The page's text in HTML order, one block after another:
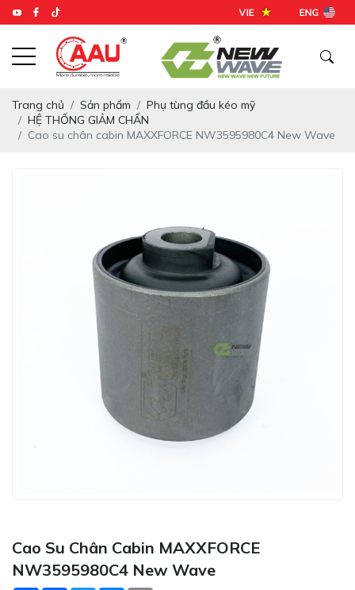
Trang chủ Sản phẩm
Phụ tùng đầu kéo mỹ
HỆ THỐNG GIẢM CHẤN
Cao su chân cabin MAXXFORCE NW3595980C4 New Wave
Cao Su Chân Cabin MAXXFORCE
NW3595980C4 New Wave